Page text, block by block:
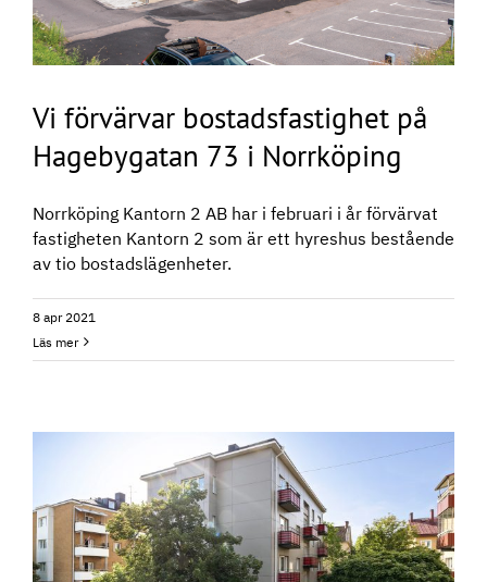
Vi förvärvar bostadsfastighet på
Hagebygatan 73 i Norrköping
Norrköping Kantorn 2 AB har i februari i år förvärvat
fastigheten Kantorn 2 som är ett hyreshus bestående
av tio bostadslägenheter.
8 apr 2021
Läs mer